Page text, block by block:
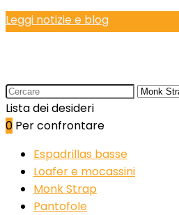
Leggi notizie e blog
Search
for:
Lista dei desideri
0 Per confrontare
Espadrillas basse
Loafer e mocassini
Monk Strap
Pantofole